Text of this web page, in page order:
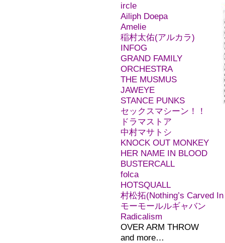
ircle
Ailiph Doepa
Amelie
稲村太佑(アルカラ)
INFOG
GRAND FAMILY
ORCHESTRA
THE MUSMUS
JAWEYE
STANCE PUNKS
セックスマシーン！！
ドラマストア
中村マサトシ
KNOCK OUT MONKEY
HER NAME IN BLOOD
BUSTERCALL
folca
HOTSQUALL
村松拓(Nothing’s Carved
モーモールルギャバン
Radicalism
OVER ARM THROW
and more…